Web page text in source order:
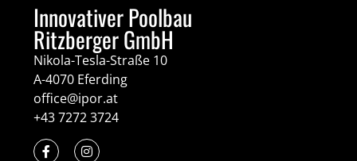
Innovativer Poolbau
Ritzberger GmbH
Nikola-Tesla-Straße 10
A-4070 Eferding
office@ipor.at
+43 7272 3724